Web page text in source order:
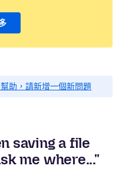
助，請新增一個新問題
saving a file
me where..."